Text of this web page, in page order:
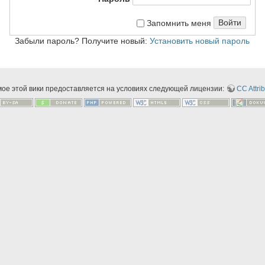
Запомнить меня
Войти
Забыли пароль? Получите новый:Установить новый пароль
этой вики предоставляется на условиях следующей лицензии: CC